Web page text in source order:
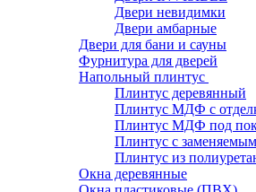
Двери невидимки
Двери амбарные
Двери для бани и сауны
Фурнитура для дверей
Напольный плинтус
Плинтус деревянный
Плинтус МДФ с
Плинтус МДФ под
Плинтус с
Плинтус из
Окна деревянные